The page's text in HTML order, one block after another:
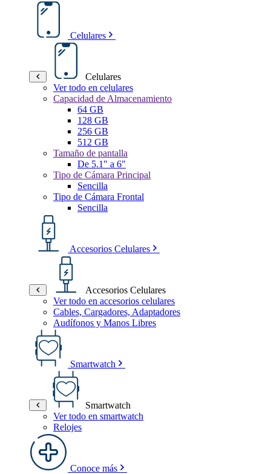
Celulares
Celulares
Ver todo en celulares
Capacidad de Almacenamiento
64 GB
128 GB
256 GB
512 GB
Tamaño de pantalla
De 5.1" a 6"
Tipo de Cámara Principal
Sencilla
Tipo de Cámara Frontal
Sencilla
Accesorios Celulares
Accesorios Celulares
Ver todo en accesorios celulares
Cables, Cargadores, Adaptadores
Audífonos y Manos Libres
Smartwatch
Smartwatch
Ver todo en smartwatch
Relojes
Conoce más